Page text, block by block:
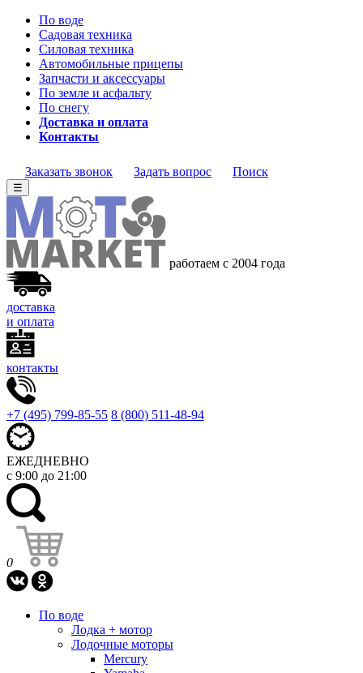
По воде
Садовая техника
Силовая техника
Автомобильные прицепы
Запчасти и аксессуары
По земле и асфальту
По снегу
Доставка и оплата
Контакты
Заказать звонок Задать вопрос Поиск
☰
работаем с 2004 года
доставка
и оплата
контакты
+7 (495) 799-85-55 8 (800) 511-48-94
ЕЖЕДНЕВНО
с 9:00 до 21:00
0
По воде
Лодка + мотор
Лодочные моторы
Mercury